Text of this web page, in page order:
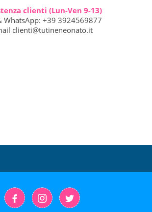
clienti (Lun-Ven 9-13)
WhatsApp: +39 3924569877
clienti@tutineneonato.it